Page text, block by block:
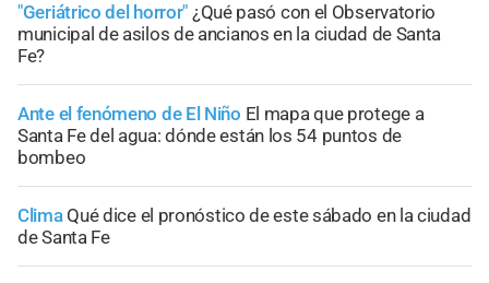
"Geriátrico del horror" ¿Qué pasó con el Observatorio
municipal de asilos de ancianos en la ciudad de Santa
Fe?
Ante el fenómeno de El Niño El mapa que protege a
Santa Fe del agua: dónde están los 54 puntos de
bombeo
Clima Qué dice el pronóstico de este sábado en la ciudad
de Santa Fe